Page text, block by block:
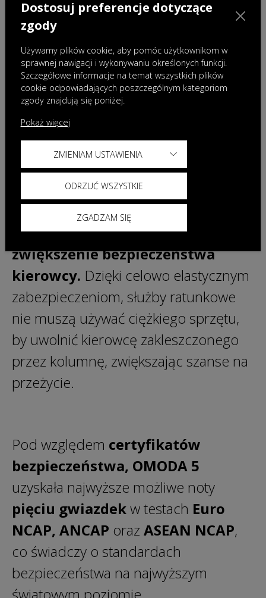
zabezpieczają złącza przed
przypadkowym rozłączeniem,
jednocześnie umożliwiając ich
demontaż bez ryzyka uszkodzenia
przewodów czy zwarcia.
W samochodach produkowanych
przez Grupę CHERY (w tym OMODA
5) powyższe rozwiązania
konstrukcyjne pozwalają na
zwiększenie bezpieczeństwa
kierowcy. Dzięki celowo elastycznym
zabezpieczeniom, służby ratunkowe
nie muszą używać ciężkiego sprzętu,
by uwolnić kierowcę zakleszczonego
przez kolumnę, zwiększając szanse na
przeżycie.
Pod względem certyfikatów
bezpieczeństwa, OMODA 5
uzyskała najwyższe możliwe noty
pięciu gwiazdekw testach Euro
NCAP, ANCAP oraz ASEAN NCAP,
co świadczy o standardach
bezpieczeństwa na najwyższym
Dostosuj preferencje dotyczące
zgody
Używamy plików cookie, aby pomóc użytkownikom w
sprawnej nawigacji i wykonywaniu określonych funkcji.
Szczegółowe informacje na temat wszystkich plików
cookie odpowiadających poszczególnym kategoriom
zgody znajdują się poniżej.
Pokaż więcej
ZMIENIAM USTAWIENIA
ODRZUĆ WSZYSTKIE
ZGADZAM SIĘ